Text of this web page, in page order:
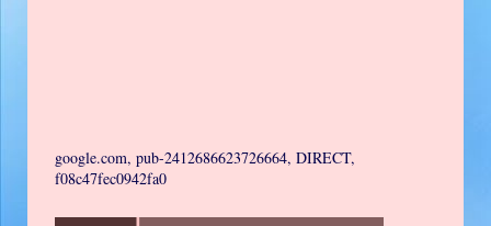
google.com, pub-2412686623726664, DIRECT,
f08c47fec0942fa0